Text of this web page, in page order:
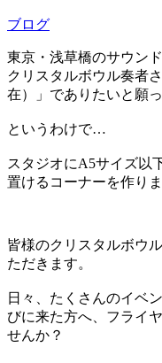
ブログ
東京・浅草橋のサウン
クリスタルボウル奏者
在）」でありたいと願っ
というわけで…
スタジオにA5サイズ以
置けるコーナーを作りま
皆様のクリスタルボウ
ただきます。
日々、たくさんのイベ
びに来た方へ、フライ
せんか？⁡